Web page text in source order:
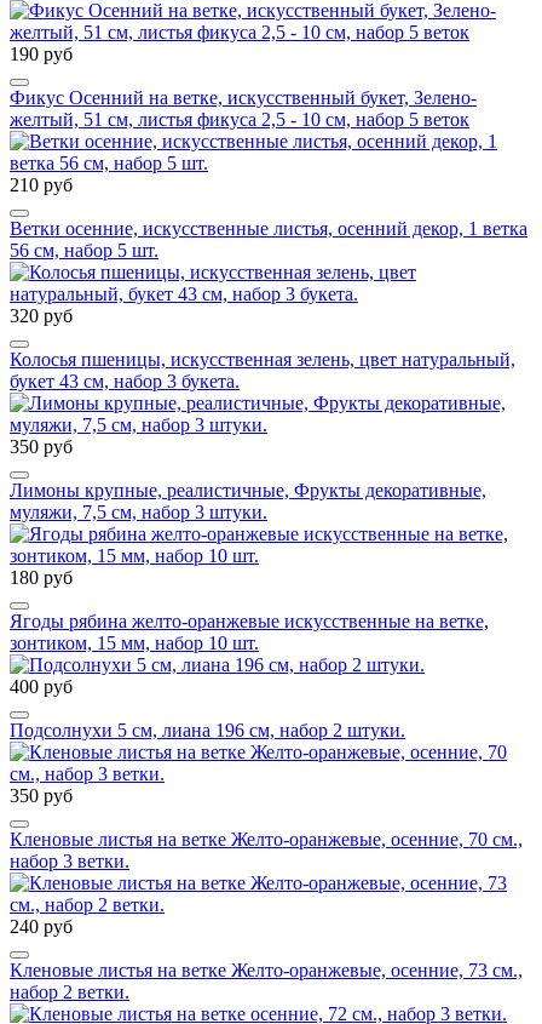
190 руб
Фикус Осенний на ветке, искусственный букет, Зелено-
желтый, 51 см, листья фикуса 2,5 - 10 см, набор 5 веток
210 руб
Ветки осенние, искусственные листья, осенний декор, 1 ветка
56 см, набор 5 шт.
320 руб
Колосья пшеницы, искусственная зелень, цвет натуральный,
букет 43 см, набор 3 букета.
350 руб
Лимоны крупные, реалистичные, Фрукты декоративные,
муляжи, 7,5 см, набор 3 штуки.
180 руб
Ягоды рябина желто-оранжевые искусственные на ветке,
зонтиком, 15 мм, набор 10 шт.
400 руб
Подсолнухи 5 см, лиана 196 см, набор 2 штуки.
350 руб
Кленовые листья на ветке Желто-оранжевые, осенние, 70 см.,
набор 3 ветки.
240 руб
Кленовые листья на ветке Желто-оранжевые, осенние, 73 см.,
набор 2 ветки.